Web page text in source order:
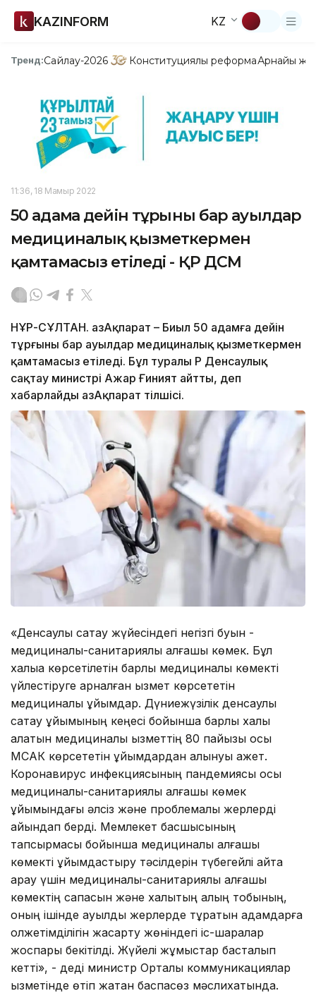
KAZINFORM KZ
Тренд:Сайлау-2026 Конституциялық реформаАрнайы
11:36, 18 Мамыр 2022
50 адамға дейін тұрғыны бар ауылдар
медициналық қызметкермен
қамтамасыз етіледі - ҚР ДСМ
НҰР-СҰЛТАН. ҚазАқпарат – Биыл 50 адамға дейін
тұрғыны бар ауылдар медициналық қызметкермен
қамтамасыз етіледі. Бұл туралы ҚР Денсаулық
сақтау министрі Ажар Ғиният айтты, деп
хабарлайды ҚазАқпарат тілшісі.
«Денсаулық сақтау жүйесіндегі негізгі буын -
медициналық-санитариялық алғашқы көмек. Бұл
халыққа көрсетілетін барлық медициналық көмекті
үйлестіруге арналған қызмет көрсететін
медициналық ұйымдар. Дүниежүзілік денсаулық
сақтау ұйымының кеңесі бойынша барлық халық
алатын медициналық қызметтің 80 пайызы осы
МСАК көрсететін ұйымдардан алынуы қажет.
Коронавирус инфекциясының пандемиясы осы
медициналық-санитариялық алғашқы көмек
ұйымындағы әлсіз және проблемалық жерлерді
айқындап берді. Мемлекет басшысының
тапсырмасы бойынша медициналық алғашқы
көмекті ұйымдастыру тәсілдерін түбегейлі қайта
қарау үшін медициналық-санитариялық алғашқы
көмектің сапасын және халықтың қалың тобының,
оның ішінде ауылдық жерлерде тұратын адамдарға
қолжетімділігін жақсарту жөніндегі іс-шаралар
жоспары бекітілді. Жүйелі жұмыстар басталып
кетті», - деді министр Орталық коммуникациялар
қызметінде өтіп жатқан баспасөз мәслихатында.